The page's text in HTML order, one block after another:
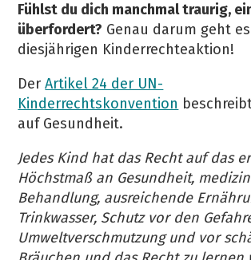
Fühlst du dich manchmal traurig,
überfordert? Genau darum geht
diesjährigen Kinderrechteaktion!
DerArtikel 24 der UN-
Kinderrechtskonvention
auf Gesundheit.
Jedes Kind hat das Recht auf das
Höchstmaß an Gesundheit,
Behandlung, ausreichende
Trinkwasser, Schutz vor den
Umweltverschmutzung und vor